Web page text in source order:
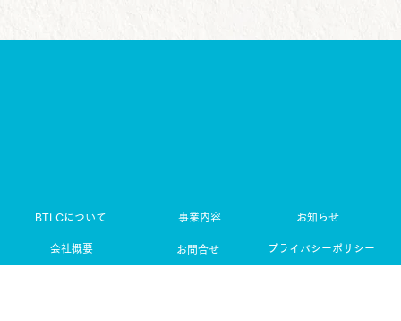
BTLCについて 事業内容 お知らせ
会社概要 お問合せ プライバシーポリシー